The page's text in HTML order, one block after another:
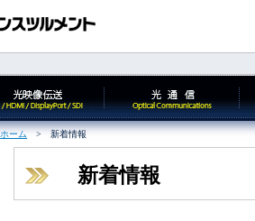
ホーム > 新着情報
新着情報